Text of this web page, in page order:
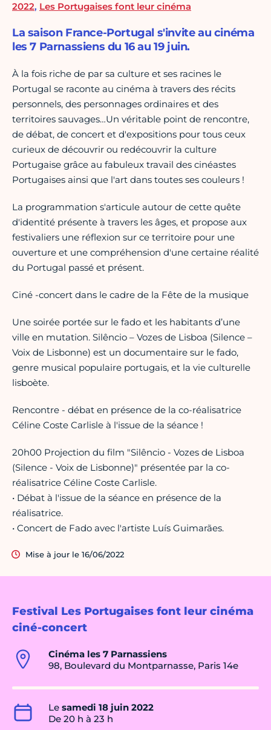
Festival Les Portugaises font leur cinéma
ciné-concert
Cinéma les 7 Parnassiens
98, Boulevard du Montparnasse, Paris 14e
Le samedi 18 juin 2022
De 20 h à 23 h
2022, Les Portugaises font leur cinéma
La saison France-Portugal s'invite au cinéma
les 7 Parnassiens du 16 au 19 juin.
À la fois riche de par sa culture et ses racines le
Portugal se raconte au cinéma à travers des récits
personnels, des personnages ordinaires et des
territoires sauvages…Un véritable point de rencontre,
de débat, de concert et d'expositions pour tous ceux
curieux de découvrir ou redécouvrir la culture
Portugaise grâce au fabuleux travail des cinéastes
Portugaises ainsi que l'art dans toutes ses couleurs !
La programmation s'articule autour de cette quête
d'identité présente à travers les âges, et propose aux
festivaliers une réflexion sur ce territoire pour une
ouverture et une compréhension d'une certaine réalité
du Portugal passé et présent.
Ciné -concert dans le cadre de la Fête de la musique
Une soirée portée sur le fado et les habitants d’une
ville en mutation. Silêncio – Vozes de Lisboa (Silence –
Voix de Lisbonne) est un documentaire sur le fado,
genre musical populaire portugais, et la vie culturelle
lisboète.
Rencontre - débat en présence de la co-réalisatrice
Céline Coste Carlisle à l'issue de la séance !
20h00 Projection du film "Silêncio - Vozes de Lisboa
(Silence - Voix de Lisbonne)" présentée par la co-
réalisatrice Céline Coste Carlisle.
• Débat à l'issue de la séance en présence de la
réalisatrice.
• Concert de Fado avec l'artiste Luís Guimarães.
Mise à jour le 16/06/2022